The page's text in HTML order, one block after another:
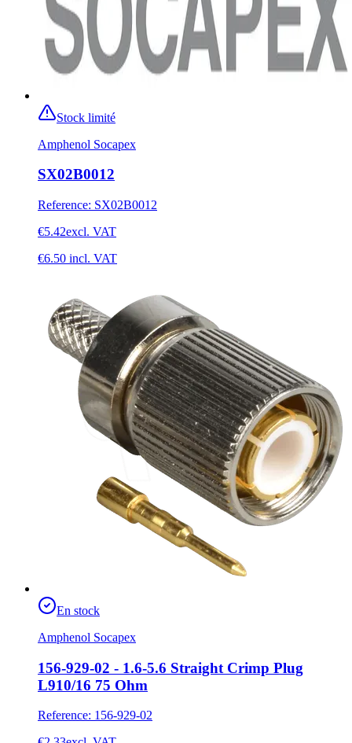
Stock limité
Amphenol Socapex
SX02B0012
Reference: SX02B0012
€5.42excl. VAT
€6.50 incl. VAT
En stock
Amphenol Socapex
156-929-02 - 1.6-5.6 Straight Crimp Plug
L910/16 75 Ohm
Reference: 156-929-02